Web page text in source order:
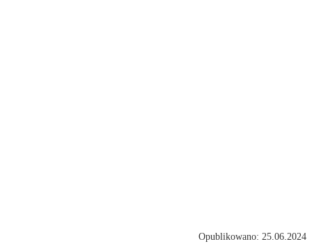
Opublikowano: 25.06.2024